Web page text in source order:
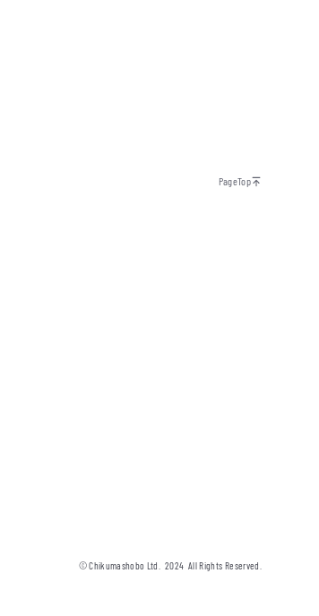
PageTop
© Chikumashobo Ltd. 2024 All Rights Reserved.